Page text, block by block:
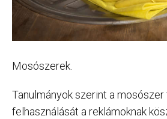
Mosószerek.
Tanulmányok szerint a
felhasználását a reklámoknak